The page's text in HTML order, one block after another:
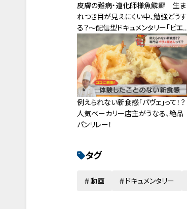
皮膚の難病・道化師様魚鱗癬 生ま
れつき目が見えにくい中、勉強どうす
る？～配信型ドキュメンタリー「ピエ
ロと呼ばれた息子」第107話
例えられない新食感「パヴェ」って！？
人気ベーカリー店主がうなる、絶品
パンリレー！
タグ
動画 ドキュメンタリー